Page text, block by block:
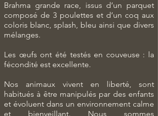
Brahma grande race, issus d’un parquet
composé de 3 poulettes et d’un coq aux
coloris blanc, splash, bleu ainsi que divers
mélanges.
Les œufs ont été testés en couveuse : la
fécondité est excellente.
Nos animaux vivent en liberté, sont
habitués à être manipulés par des enfants
et évoluent dans un environnement calme
et bienveillant. Nous sommes